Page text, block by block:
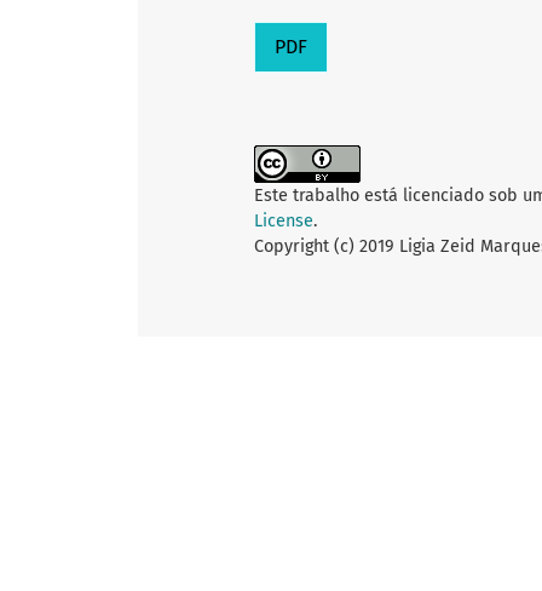
PDF
Este trabalho está licenciado sob
License.
Copyright (c) 2019 Ligia Zeid